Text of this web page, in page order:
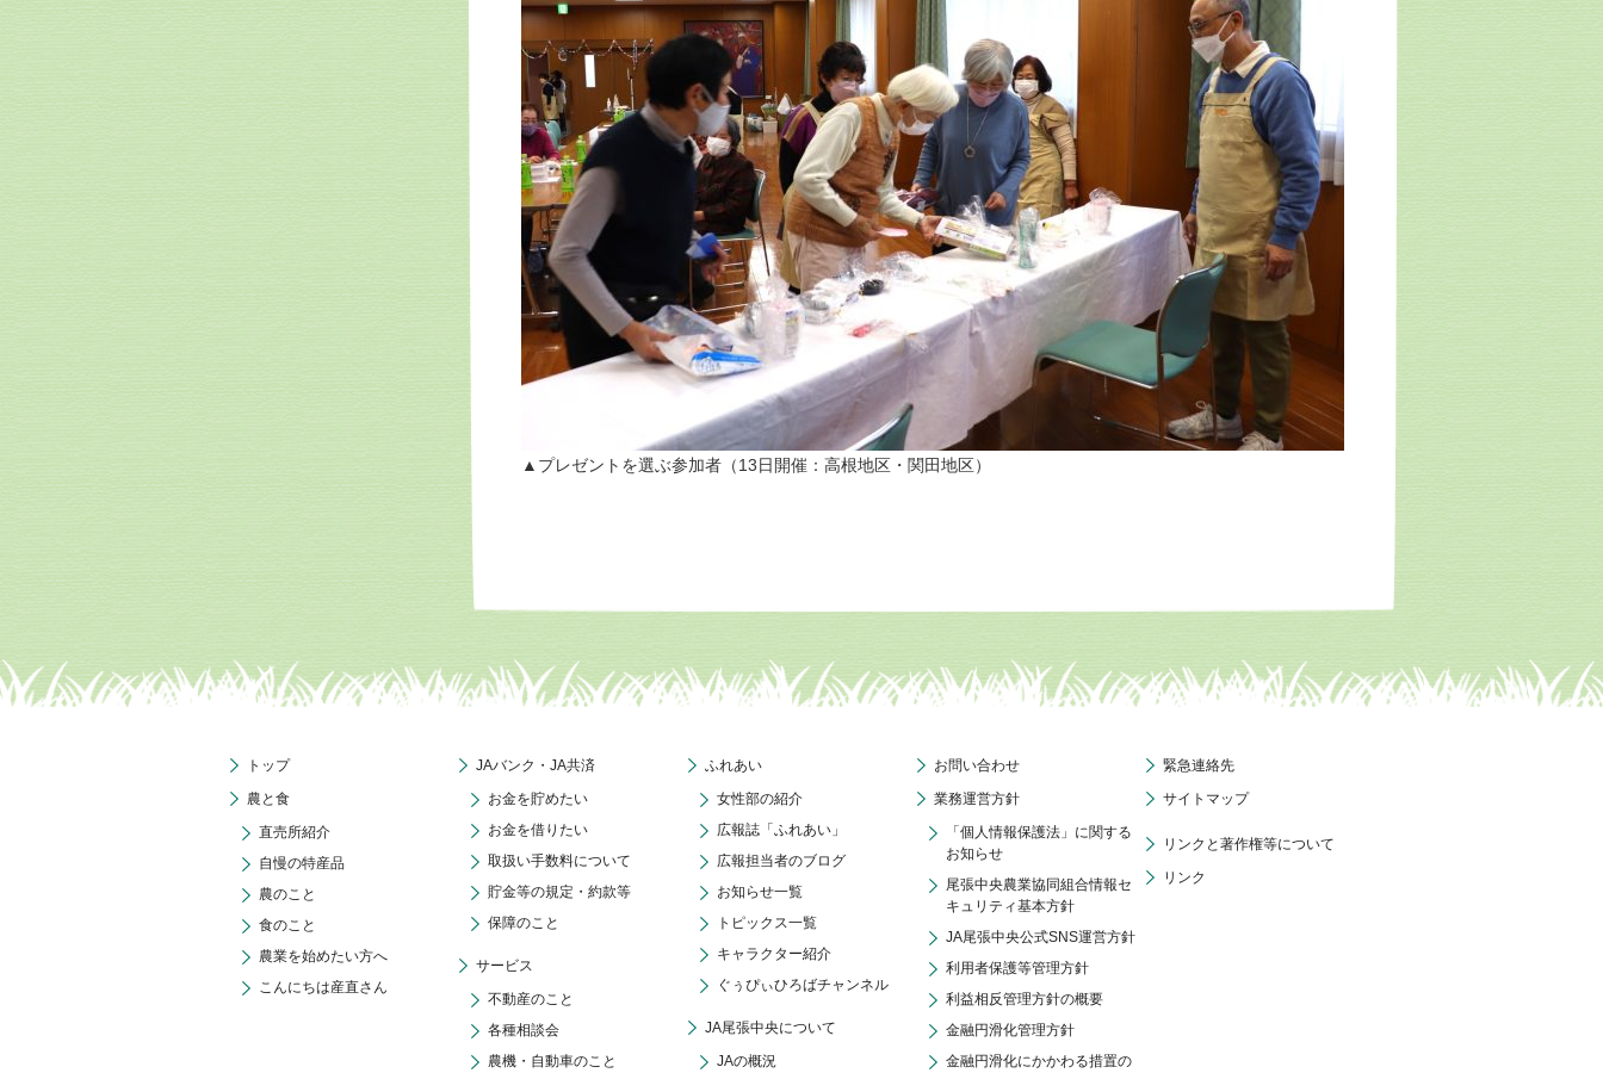
▲プレゼントを選ぶ参加者（13日開催：高根地区・関田地区）
トップ
農と食
直売所紹介
自慢の特産品
農のこと
食のこと
農業を始めたい方へ
こんにちは産直さん
JAバンク・JA共済
お金を貯めたい
お金を借りたい
取扱い手数料について
貯金等の規定・約款等
保障のこと
サービス
不動産のこと
各種相談会
農機・自動車のこと
ふれあい
女性部の紹介
広報誌「ふれあい」
広報担当者のブログ
お知らせ一覧
トピックス一覧
キャラクター紹介
ぐぅぴぃひろばチャンネル
JA尾張中央について
JAの概況
お問い合わせ
業務運営方針
「個人情報保護法」に関する
お知らせ
尾張中央農業協同組合情報セ
キュリティ基本方針
JA尾張中央公式SNS運営方針
利用者保護等管理方針
利益相反管理方針の概要
金融円滑化管理方針
金融円滑化にかかわる措置の
緊急連絡先
サイトマップ
リンクと著作権等について
リンク